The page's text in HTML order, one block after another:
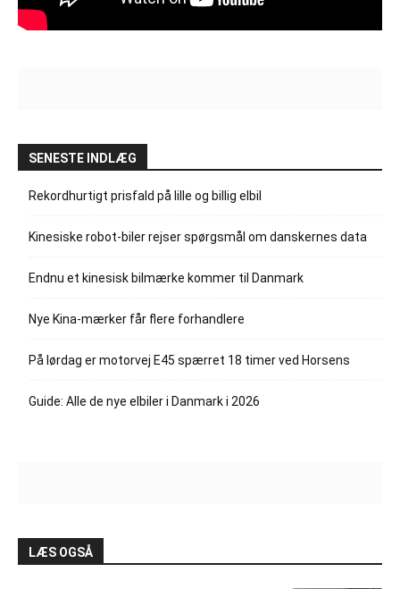
SENESTE INDLÆG
Rekordhurtigt prisfald på lille og billig elbil
Kinesiske robot-biler rejser spørgsmål om danskernes data
Endnu et kinesisk bilmærke kommer til Danmark
Nye Kina-mærker får flere forhandlere
På lørdag er motorvej E45 spærret 18 timer ved Horsens
Guide: Alle de nye elbiler i Danmark i 2026
LÆS OGSÅ